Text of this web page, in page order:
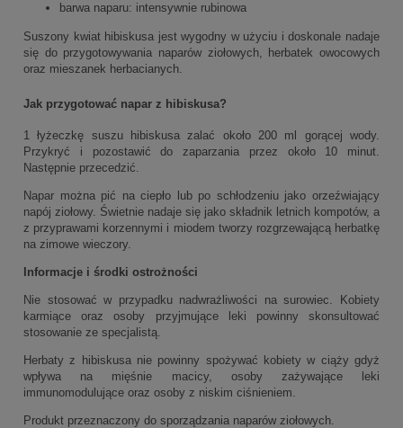
barwa naparu: intensywnie rubinowa
Suszony kwiat hibiskusa jest wygodny w użyciu i doskonale nadaje
się do przygotowywania naparów ziołowych, herbatek owocowych
oraz mieszanek herbacianych.
Jak przygotować napar z hibiskusa?
1 łyżeczkę suszu hibiskusa zalać około 200 ml gorącej wody.
Przykryć i pozostawić do zaparzania przez około 10 minut.
Następnie przecedzić.
Napar można pić na ciepło lub po schłodzeniu jako orzeźwiający
napój ziołowy. Świetnie nadaje się jako składnik letnich kompotów, a
z przyprawami korzennymi i miodem tworzy rozgrzewającą herbatkę
na zimowe wieczory.
Informacje i środki ostrożności
Nie stosować w przypadku nadwrażliwości na surowiec. Kobiety
karmiące oraz osoby przyjmujące leki powinny skonsultować
stosowanie ze specjalistą.
Herbaty z hibiskusa nie powinny spożywać kobiety w ciąży gdyż
wpływa na mięśnie macicy, osoby zażywające leki
immunomodulujące oraz osoby z niskim ciśnieniem.
Produkt przeznaczony do sporządzania naparów ziołowych.